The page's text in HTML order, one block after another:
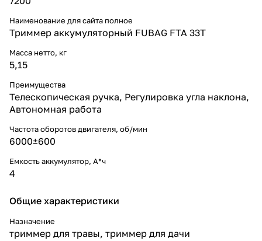
Наименование для сайта полное
Триммер аккумуляторный FUBAG FTA 33T
Масса нетто, кг
5,15
Преимущества
Телескопическая ручка, Регулировка угла наклона,
Автономная работа
Частота оборотов двигателя, об/мин
6000±600
Емкость аккумулятор, А*ч
4
Общие характеристики
Назначение
триммер для травы, триммер для дачи